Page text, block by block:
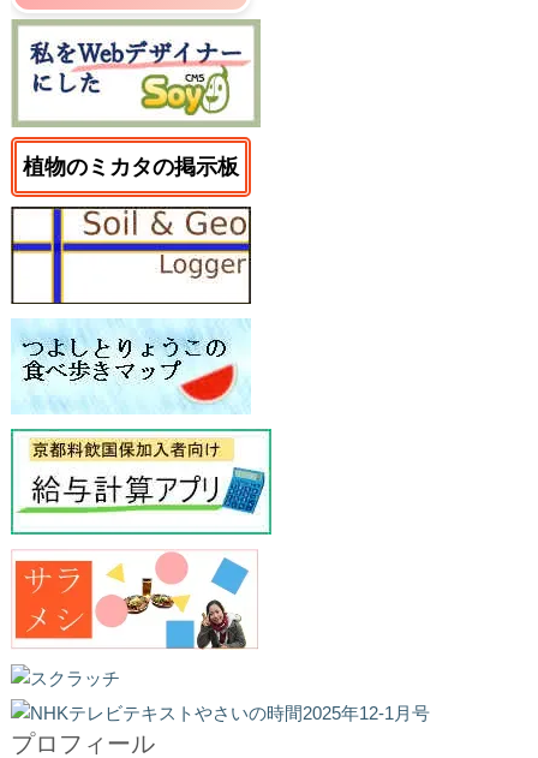
植物のミカタの掲示板
プロフィール